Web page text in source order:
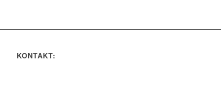
KONTAKT: